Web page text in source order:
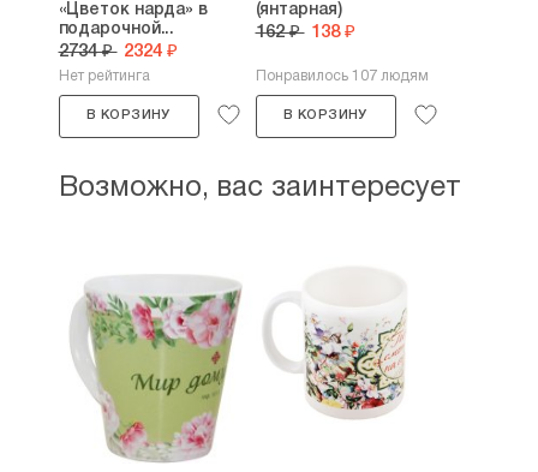
«Цветок нарда» в
подарочной...
2734 ₽ 2324 ₽
Нет рейтинга
В КОРЗИНУ
(янтарная)
162 ₽ 138 ₽
Понравилось 107 людям
В КОРЗИНУ
Возможно, вас заинтересует